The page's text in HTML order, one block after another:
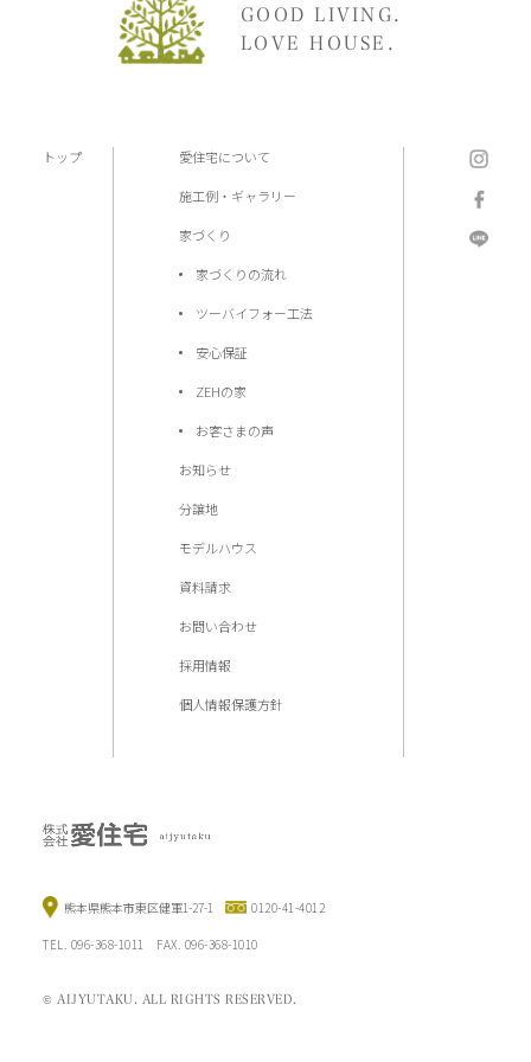
GOOD LIVING.
LOVE HOUSE.
トップ 愛住宅について
施工例・ギャラリー
家づくり
家づくりの流れ
ツーバイフォー工法
安心保証
ZEHの家
お客さまの声
お知らせ
分譲地
モデルハウス
資料請求
お問い合わせ
採用情報
個人情報保護方針
熊本県熊本市東区健軍1-27-1 0120-41-4012
TEL. 096-368-1011 FAX. 096-368-1010
© AIJYUTAKU. ALL RIGHTS RESERVED.